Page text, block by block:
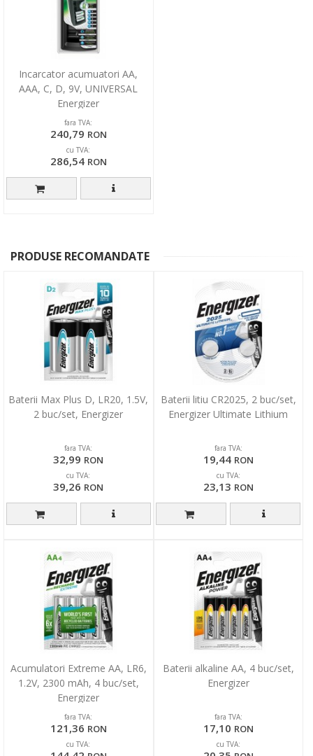
Incarcator acumuatori AA,
AAA, C, D, 9V, UNIVERSAL
Energizer
fara TVA:
240,79 RON
cu TVA:
286,54 RON
PRODUSE RECOMANDATE
Baterii Max Plus D, LR20, 1.5V,
2 buc/set, Energizer
fara TVA:
32,99 RON
cu TVA:
39,26 RON
Baterii litiu CR2025, 2 buc/set,
Energizer Ultimate Lithium
fara TVA:
19,44 RON
cu TVA:
23,13 RON
Acumulatori Extreme AA, LR6,
1.2V, 2300 mAh, 4 buc/set,
Energizer
fara TVA:
121,36 RON
cu TVA:
Baterii alkaline AA, 4 buc/set,
Energizer
fara TVA:
17,10 RON
cu TVA: